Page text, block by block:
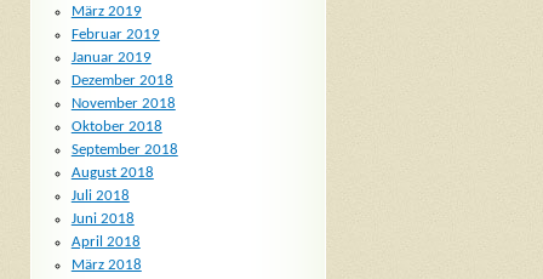
März 2019
Februar 2019
Januar 2019
Dezember 2018
November 2018
Oktober 2018
September 2018
August 2018
Juli 2018
Juni 2018
April 2018
März 2018